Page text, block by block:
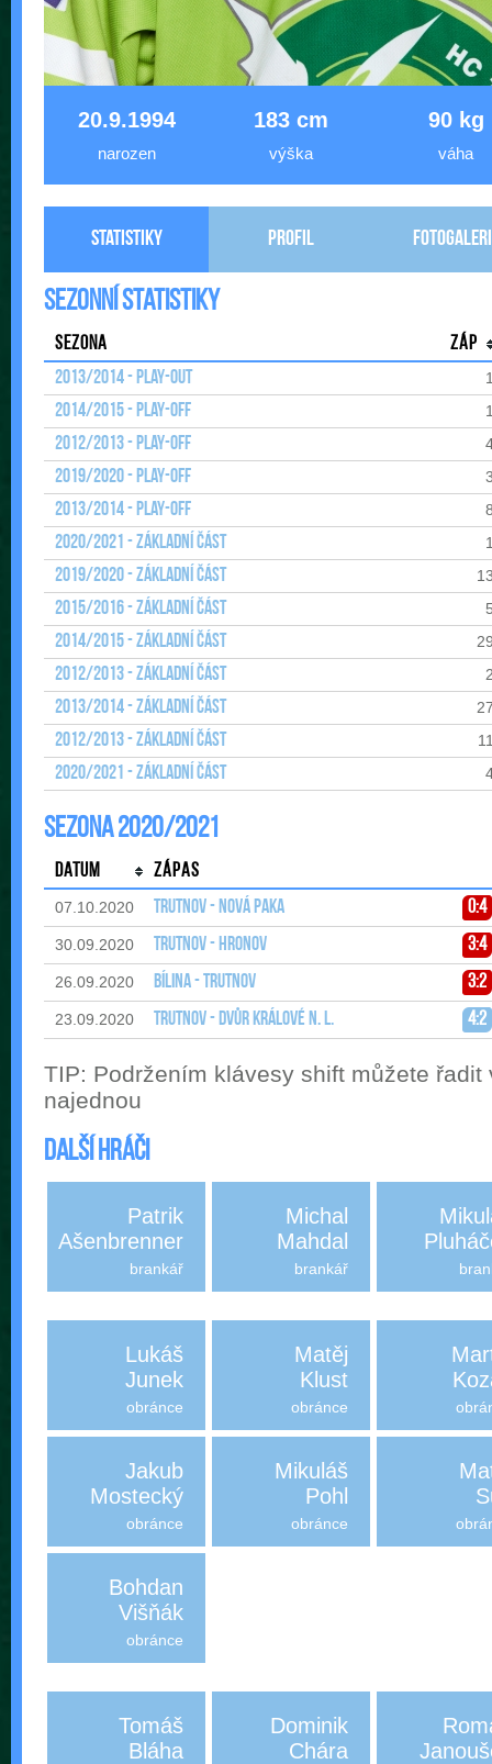
20.9.1994
narozen
183 cm
výška
90 kg
váha
Statistiky Profil
Sezonní statistiky
Sezona
Záp
2013/2014 - Play-out
2014/2015 - Play-off
2012/2013 - Play-off
2019/2020 - Play-off
2013/2014 - Play-off
2020/2021 - Základní část
2019/2020 - Základní část
2015/2016 - Základní část
2014/2015 - Základní část
2012/2013 - Základní část
2013/2014 - Základní část
2012/2013 - Základní část
2020/2021 - Základní část
Sezona 2020/2021
Datum Zápas
07.10.2020 Trutnov - Nová Paka 0:4
30.09.2020 Trutnov - Hronov 3:4
26.09.2020 Bílina - Trutnov 3:2
23.09.2020 Trutnov - Dvůr Králové n. L. 4:2
TIP: Podržením klávesy shift můžete řadit
najednou
Další hráči
Patrik
Ašenbrenner
brankář
Michal
Mahdal
brankář
Lukáš
Junek
obránce
Matěj
Klust
obránce
Jakub
Mostecký
obránce
Mikuláš
Pohl
obránce
Bohdan
Višňák
obránce
Tomáš
Bláha
Dominik
Chára